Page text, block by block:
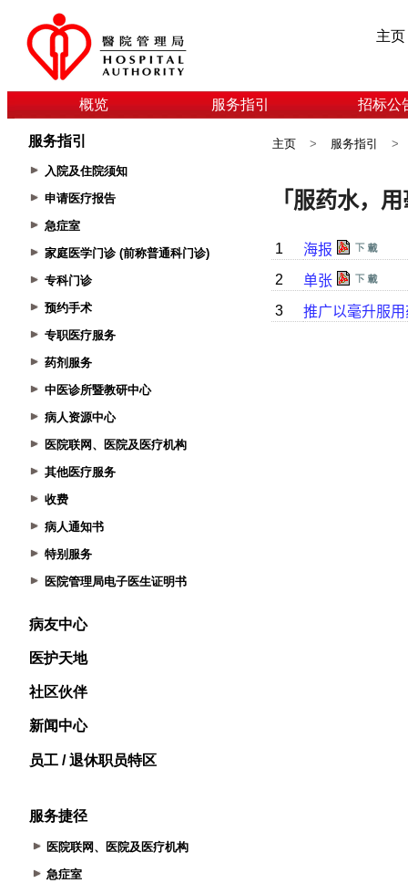
主页
概览 服务指引 招标公
服务指引
入院及住院须知
申请医疗报告
急症室
家庭医学门诊 (前称普通科门诊)
专科门诊
预约手术
专职医疗服务
药剂服务
中医诊所暨教研中心
病人资源中心
医院联网、医院及医疗机构
其他医疗服务
收费
病人通知书
特别服务
医院管理局电子医生证明书
病友中心
医护天地
社区伙伴
新闻中心
员工 / 退休职员特区
服务捷径
医院联网、医院及医疗机构
急症室
主页 > 服务指引 >